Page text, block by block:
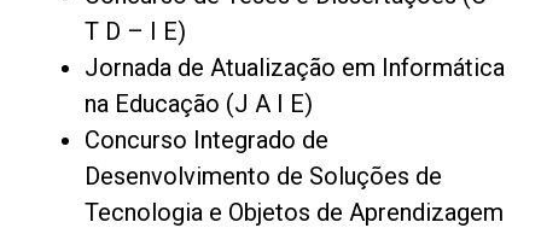
T D – I E)
Jornada de Atualização em Informática
na Educação (J A I E)
Concurso Integrado de
Desenvolvimento de Soluções de
Tecnologia e Objetos de Aprendizagem